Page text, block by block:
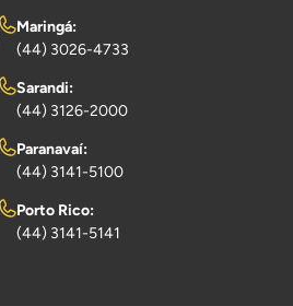
Maringá:
(44) 3026-4733
Sarandi:
(44) 3126-2000
Paranavaí:
(44) 3141-5100
Porto Rico:
(44) 3141-5141